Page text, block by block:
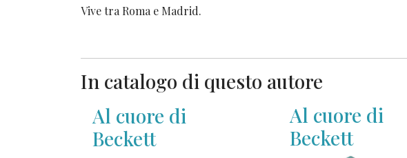
Vive tra Roma e Madrid.
In catalogo di questo autore
Al cuore di
Beckett
Al cuore di
Beckett